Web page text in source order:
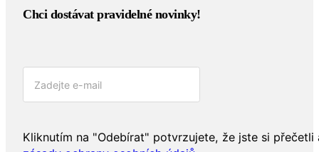
Chci dostávat pravidelné novinky!​
Kliknutím na "Odebírat" potvrzujete, že jste si přečetli